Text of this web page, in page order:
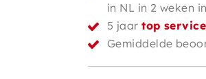
in NL in 2 weken
5 jaartop service
Gemiddelde